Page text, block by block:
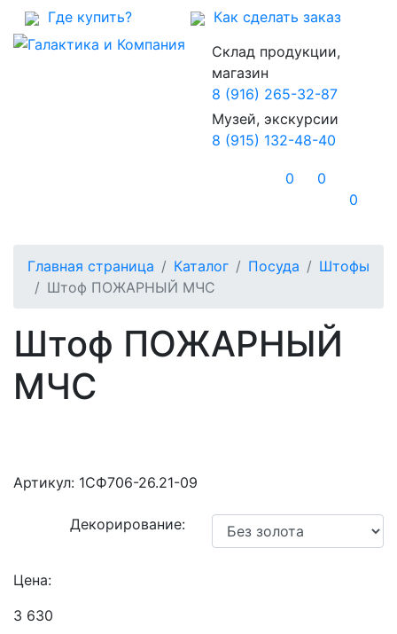
Где купить?
Как сделать заказ
Склад продукции,
магазин
8 (916) 265-32-87
Музей, экскурсии
8 (915) 132-48-40
0
0
0
Главная страница Каталог Посуда
Штофы
Штоф ПОЖАРНЫЙ МЧС
Штоф ПОЖАРНЫЙ
МЧС
Артикул: 1СФ706-26.21-09
Декорирование:
Цена:
3 630